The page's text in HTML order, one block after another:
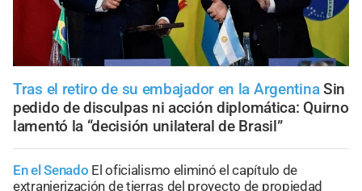
Tras el retiro de su embajador en la Argentina Sin
pedido de disculpas ni acción diplomática: Quirno
lamentó la “decisión unilateral de Brasil”
En el Senado El oficialismo eliminó el capítulo de
extranjerización de tierras del proyecto de propiedad